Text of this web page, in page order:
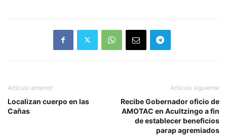
Artículo anterior
Localizan cuerpo en las
Cañas
Artículo siguiente
Recibe Gobernador oficio de
AMOTAC en Acultzingo a fin
de establecer beneficios
parap agremiados